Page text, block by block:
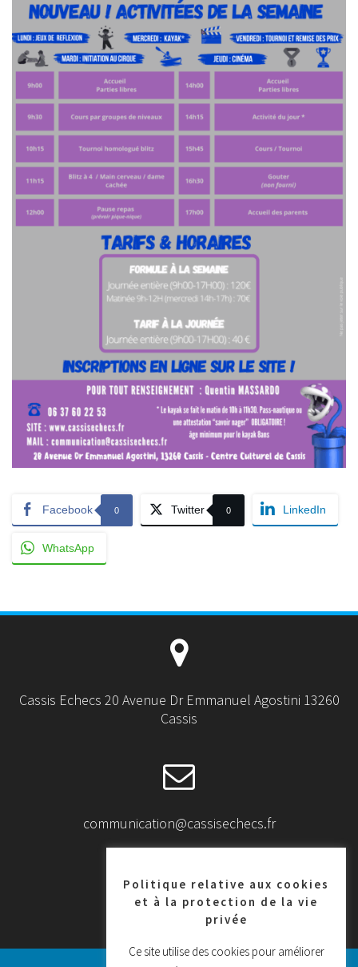
Facebook 0 Twitter 0 LinkedIn
WhatsApp
Cassis Echecs 20 Avenue Dr Emmanuel Agostini 13260
Cassis
communication@cassisechecs.fr
+33 6 37 60 22 53
Politique relative aux cookies
et à la protection de la vie
privée
Ce site utilise des cookies pour améliorer